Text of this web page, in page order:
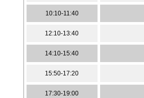
10:10-11:40
12:10-13:40
14:10-15:40
15:50-17:20
17:30-19:00